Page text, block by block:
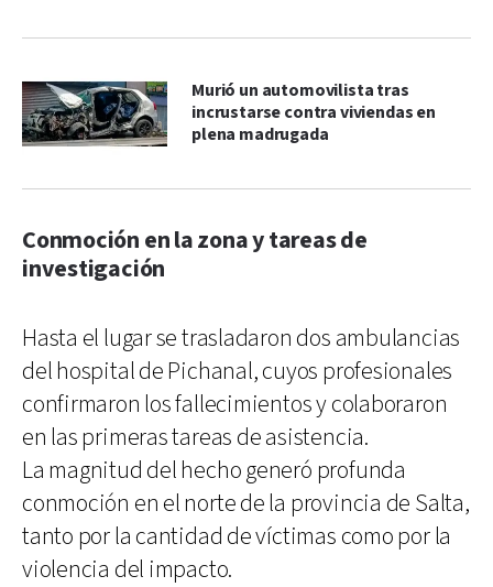
Murió un automovilista tras
incrustarse contra viviendas en
plena madrugada
Conmoción en la zona y tareas de
investigación
Hasta el lugar se trasladaron dos ambulancias
del hospital de Pichanal, cuyos profesionales
confirmaron los fallecimientos y colaboraron
en las primeras tareas de asistencia.
La magnitud del hecho generó profunda
conmoción en el norte de la provincia de Salta,
tanto por la cantidad de víctimas como por la
violencia del impacto.